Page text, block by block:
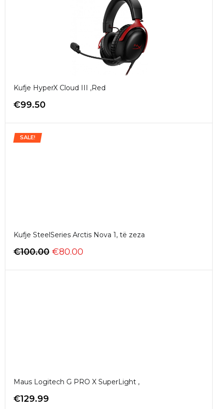
Kufje HyperX Cloud III ,Red
€99.50
Kufje SteelSeries Arctis Nova 1, të zeza
€100.00 €80.00
SALE!
Maus Logitech G PRO X SuperLight ,
€129.99